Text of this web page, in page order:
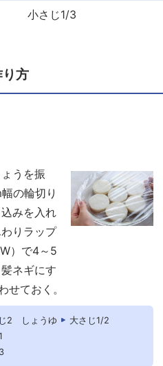
小さじ1/3
方
うを振
の輪切り
みを入れ
りラップ
）で4～5
ネギにす
せておく。
2 しょうゆ
大さじ1/2